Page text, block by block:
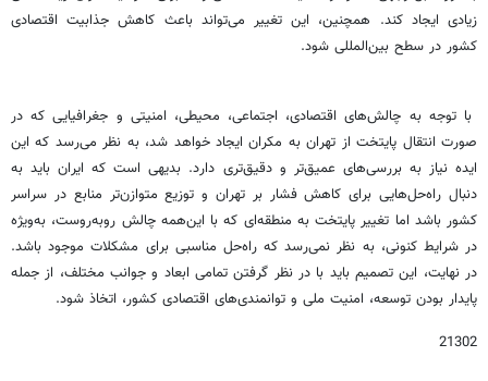
زیادی ایجاد کند. همچنین، این تغییر می‌تواند باعث کاهش جذابیت اقتصادی
کشور در سطح بین‌المللی شود.
با توجه به چالش‌های اقتصادی، اجتماعی، محیطی، امنیتی و جغرافیایی که در
صورت انتقال پایتخت از تهران به مکران ایجاد خواهد شد، به نظر می‌رسد که این
ایده نیاز به بررسی‌های عمیق‌تر و دقیق‌تری دارد. بدیهی است که ایران باید به
دنبال راه‌حل‌هایی برای کاهش فشار بر تهران و توزیع متوازن‌تر منابع در سراسر
کشور باشد اما تغییر پایتخت به منطقه‌ای که با این‌همه چالش روبه‌روست، به‌ویژه
در شرایط کنونی، به نظر نمی‌رسد که راه‌حل مناسبی برای مشکلات موجود باشد.
در نهایت، این تصمیم باید با در نظر گرفتن تمامی ابعاد و جوانب مختلف، از جمله
پایدار بودن توسعه، امنیت ملی و توانمندی‌های اقتصادی کشور، اتخاذ شود.
21302